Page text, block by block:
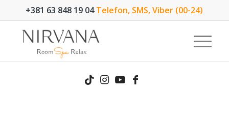
+381 63 848 19 04Telefon, SMS, Viber (00-24)